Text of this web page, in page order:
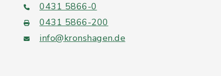
0431 5866-0
0431 5866-200
info@kronshagen.de